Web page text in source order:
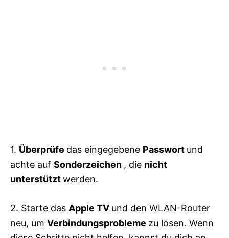
1. Überprüfe das eingegebene Passwort und
achte auf Sonderzeichen , die nicht
unterstütztwerden.
2. Starte das Apple TV und den WLAN-Router
neu, um Verbindungsprobleme zu lösen. Wenn